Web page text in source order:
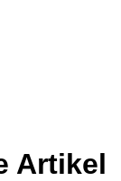
Artikel